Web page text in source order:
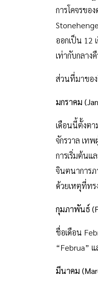
เท่าที่มีหลัก
การโคจรข
ออกเป็น
เท่ากับกลา
ส่วนที่มาของ
มกราคม
เดือนนี้ตั้งต
จักรวาล เ
การเริ่มต้น
จินตนากา
ด้วยเหตุที่ทร
กุมภาพันธ์
ชื่อเดือน
“Februa”